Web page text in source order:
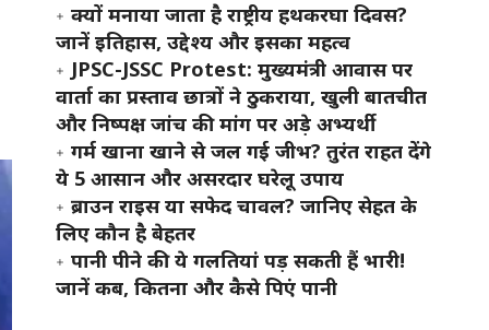
क्यों मनाया जाता है राष्ट्रीय हथकरघा दिवस?
जानें इतिहास, उद्देश्य और इसका महत्व
JPSC-JSSC Protest: मुख्यमंत्री आवास पर
वार्ता का प्रस्ताव छात्रों ने ठुकराया, खुली बातचीत
और निष्पक्ष जांच की मांग पर अड़े अभ्यर्थी
गर्म खाना खाने से जल गई जीभ? तुरंत राहत देंगे
ये 5 आसान और असरदार घरेलू उपाय
ब्राउन राइस या सफेद चावल? जानिए सेहत के
लिए कौन है बेहतर
पानी पीने की ये गलतियां पड़ सकती हैं भारी!
जानें कब, कितना और कैसे पिएं पानी